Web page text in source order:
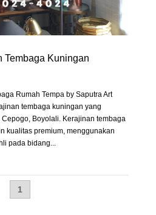
Tembaga Kuningan
Rumah Tempa by Saputra Art
tembaga kuningan yang
Boyolali. Kerajinan tembaga
kualitas premium, menggunakan
pada bidang...
1